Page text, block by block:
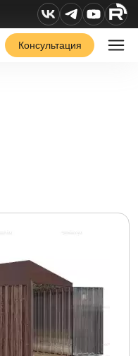
Консультация